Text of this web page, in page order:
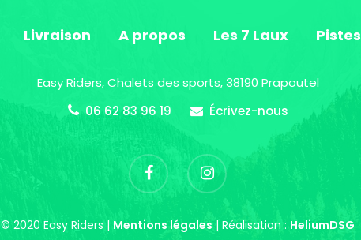
Livraison A propos Les 7 Laux Pistes
Easy Riders, Chalets des sports, 38190 Prapoutel
06 62 83 96 19
Écrivez-nous
© 2020 Easy Riders | Mentions légales | Réalisation : HeliumDSG